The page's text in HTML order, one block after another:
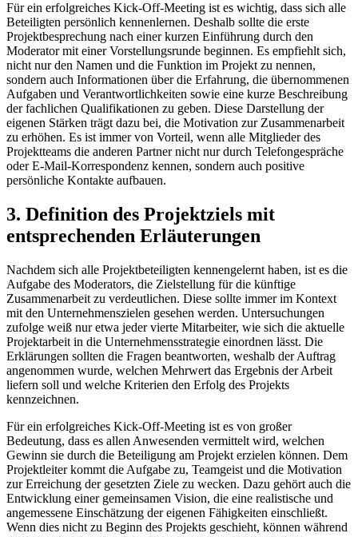
Für ein erfolgreiches Kick-Off-Meeting ist es wichtig, dass sich alle
Beteiligten persönlich kennenlernen. Deshalb sollte die erste
Projektbesprechung nach einer kurzen Einführung durch den
Moderator mit einer Vorstellungsrunde beginnen. Es empfiehlt sich,
nicht nur den Namen und die Funktion im Projekt zu nennen,
sondern auch Informationen über die Erfahrung, die übernommenen
Aufgaben und Verantwortlichkeiten sowie eine kurze Beschreibung
der fachlichen Qualifikationen zu geben. Diese Darstellung der
eigenen Stärken trägt dazu bei, die Motivation zur Zusammenarbeit
zu erhöhen. Es ist immer von Vorteil, wenn alle Mitglieder des
Projektteams die anderen Partner nicht nur durch Telefongespräche
oder E-Mail-Korrespondenz kennen, sondern auch positive
persönliche Kontakte aufbauen.
3. Definition des Projektziels mit
entsprechenden Erläuterungen
Nachdem sich alle Projektbeteiligten kennengelernt haben, ist es die
Aufgabe des Moderators, die Zielstellung für die künftige
Zusammenarbeit zu verdeutlichen. Diese sollte immer im Kontext
mit den Unternehmenszielen gesehen werden. Untersuchungen
zufolge weiß nur etwa jeder vierte Mitarbeiter, wie sich die aktuelle
Projektarbeit in die Unternehmensstrategie einordnen lässt. Die
Erklärungen sollten die Fragen beantworten, weshalb der Auftrag
angenommen wurde, welchen Mehrwert das Ergebnis der Arbeit
liefern soll und welche Kriterien den Erfolg des Projekts
kennzeichnen.
Für ein erfolgreiches Kick-Off-Meeting ist es von großer
Bedeutung, dass es allen Anwesenden vermittelt wird, welchen
Gewinn sie durch die Beteiligung am Projekt erzielen können. Dem
Projektleiter kommt die Aufgabe zu, Teamgeist und die Motivation
zur Erreichung der gesetzten Ziele zu wecken. Dazu gehört auch die
Entwicklung einer gemeinsamen Vision, die eine realistische und
angemessene Einschätzung der eigenen Fähigkeiten einschließt.
Wenn dies nicht zu Beginn des Projekts geschieht, können während